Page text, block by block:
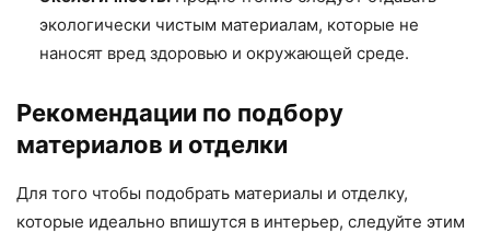
экологически чистым материалам, которые не
наносят вред здоровью и окружающей среде.
Рекомендации по подбору
материалов и отделки
Для того чтобы подобрать материалы и отделку,
которые идеально впишутся в интерьер, следуйте этим